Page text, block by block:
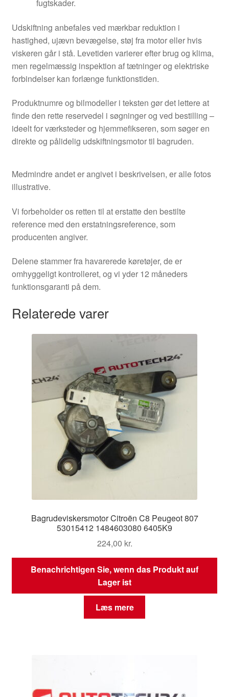
fugtskader.
Udskiftning anbefales ved mærkbar reduktion i
hastighed, ujævn bevægelse, støj fra motor eller hvis
viskeren går i stå. Levetiden varierer efter brug og klima,
men regelmæssig inspektion af tætninger og elektriske
forbindelser kan forlænge funktionstiden.
Produktnumre og bilmodeller i teksten gør det lettere at
finde den rette reservedel i søgninger og ved bestilling –
ideelt for værksteder og hjemmefikseren, som søger en
direkte og pålidelig udskiftningsmotor til bagruden.
Medmindre andet er angivet i beskrivelsen, er alle fotos
illustrative.
Vi forbeholder os retten til at erstatte den bestilte
reference med den erstatningsreference, som
producenten angiver.
Delene stammer fra havarerede køretøjer, de er
omhyggeligt kontrolleret, og vi yder 12 måneders
funktionsgaranti på dem.
Relaterede varer
Bagrudeviskersmotor Citroën C8 Peugeot 807
53015412 1484603080 6405K9
224,00 kr.
Benachrichtigen Sie, wenn das Produkt auf
Lager ist
Læs mere